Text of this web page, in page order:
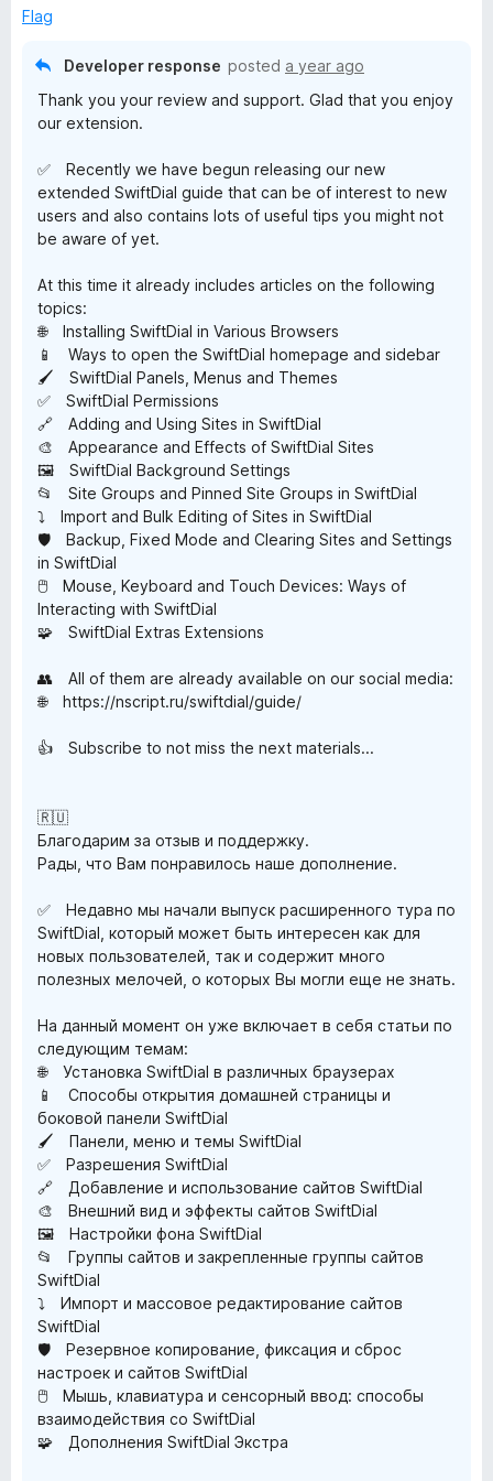
e
Flag
Developer response posted a year ago
Thank you your review and support. Glad that you enjoy
our extension.
✅ Recently we have begun releasing our new
extended SwiftDial guide that can be of interest to new
users and also contains lots of useful tips you might not
be aware of yet.
At this time it already includes articles on the following
topics:
🌐 Installing SwiftDial in Various Browsers
📱 Ways to open the SwiftDial homepage and sidebar
🖌️ SwiftDial Panels, Menus and Themes
✅ SwiftDial Permissions
🔗 Adding and Using Sites in SwiftDial
🎨 Appearance and Effects of SwiftDial Sites
🖼️ SwiftDial Background Settings
📂 Site Groups and Pinned Site Groups in SwiftDial
⤵️ Import and Bulk Editing of Sites in SwiftDial
🛡️ Backup, Fixed Mode and Clearing Sites and Settings
in SwiftDial
🖱️ Mouse, Keyboard and Touch Devices: Ways of
Interacting with SwiftDial
🧩 SwiftDial Extras Extensions
👥 All of them are already available on our social media:
🌐 https://nscript.ru/swiftdial/guide/
👍 Subscribe to not miss the next materials...
🇷🇺
Благодарим за отзыв и поддержку.
Рады, что Вам понравилось наше дополнение.
✅ Недавно мы начали выпуск расширенного тура по
SwiftDial, который может быть интересен как для
новых пользователей, так и содержит много
полезных мелочей, о которых Вы могли еще не знать.
На данный момент он уже включает в себя статьи по
следующим темам:
🌐 Установка SwiftDial в различных браузерах
📱 Способы открытия домашней страницы и
боковой панели SwiftDial
🖌️ Панели, меню и темы SwiftDial
✅ Разрешения SwiftDial
🔗 Добавление и использование сайтов SwiftDial
🎨 Внешний вид и эффекты сайтов SwiftDial
🖼️ Настройки фона SwiftDial
📂 Группы сайтов и закрепленные группы сайтов
SwiftDial
⤵️ Импорт и массовое редактирование сайтов
SwiftDial
🛡️ Резервное копирование, фиксация и сброс
настроек и сайтов SwiftDial
🖱️ Мышь, клавиатура и сенсорный ввод: способы
взаимодействия со SwiftDial
🧩 Дополнения SwiftDial Экстра